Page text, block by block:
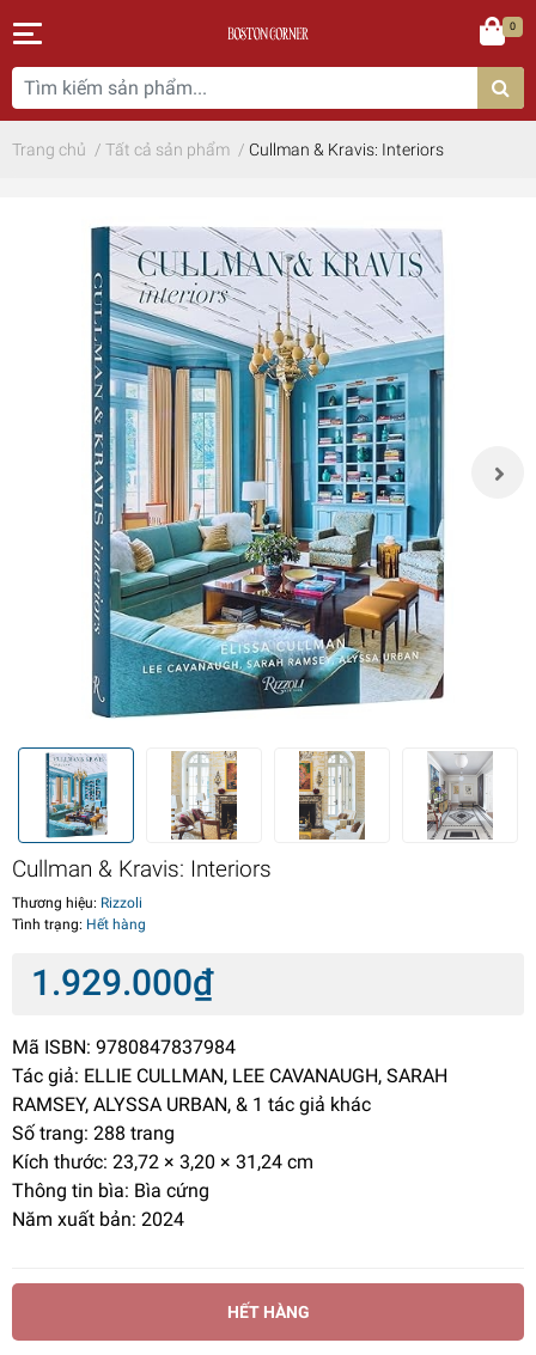
0
Trang chủ / Tất cả sản phẩm / Cullman & Kravis: Interiors
Cullman & Kravis: Interiors
Thương hiệu: Rizzoli
Tình trạng: Hết hàng
1.929.000₫
Mã ISBN: 9780847837984
Tác giả: ELLIE CULLMAN, LEE CAVANAUGH, SARAH
RAMSEY, ALYSSA URBAN, & 1 tác giả khác
Số trang: 288 trang
Kích thước: 23,72 × 3,20 × 31,24 cm
Thông tin bìa: Bìa cứng
Năm xuất bản: 2024
HẾT HÀNG